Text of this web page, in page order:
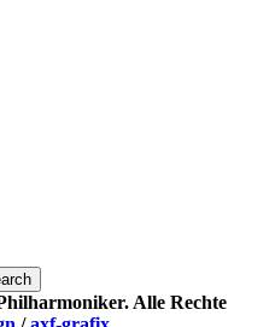
. Alle Rechte